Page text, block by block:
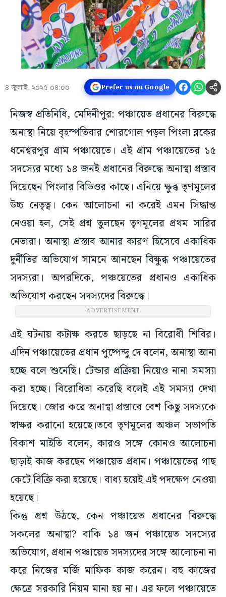
৪ জুলাই, ২০২৫ ০৪:০০ Prefer us on Google
নিজস্ব প্রতিনিধি, মেদিনীপুর: পঞ্চায়েত প্রধানের বিরুদ্ধে
অনাস্থা নিয়ে বৃহস্পতিবার শোরগোল পড়ল পিংলা ব্লকের
ধনেশ্বরপুর গ্রাম পঞ্চায়েতে। এই গ্রাম পঞ্চায়েতের ১৫
সদস্যের মধ্যে ১৪ জনই প্রধানের বিরুদ্ধে অনাস্থা প্রস্তাব
দিয়েছেন পিংলার বিডিওর কাছে। এনিয়ে ক্ষুব্ধ তৃণমূলের
উচ্চ নেতৃত্ব। কেন আলোচনা না করেই এমন সিদ্ধান্ত
নেওয়া হল, সেই প্রশ্ন তুলছেন তৃণমূলের প্রথম সারির
নেতারা। অনাস্থা প্রস্তাব আনার কারণ হিসেবে একাধিক
দুর্নীতির অভিযোগ সামনে আনছেন বিক্ষুব্ধ পঞ্চায়েতের
সদস্যরা। অপরদিকে, পঞ্চয়েতের প্রধানও একাধিক
অভিযোগ করছেন সদস্যদের বিরুদ্ধে।
ADVERTISEMENT
এই ঘটনায় কটাক্ষ করতে ছাড়ছে না বিরোধী শিবির।
এদিন পঞ্চায়েতের প্রধান পুষ্পেন্দু দে বলেন, অনাস্থা আনা
হচ্ছে বলে শুনেছি। টেন্ডার প্রক্রিয়া নিয়েও নানা সমস্যা
করা হচ্ছে। বিরোধিতা করেছি বলেই এই সমস্যা দেখা
দিয়েছে। জোর করে অনাস্থা প্রস্তাবে বেশ কিছু সদস্যকে
স্বাক্ষর করানো হয়েছে।তবে তৃণমূলের অঞ্চল সভাপতি
বিকাশ মাইতি বলেন, কারও সঙ্গে কোনও আলোচনা
ছাড়াই কাজ করছেন পঞ্চায়েত প্রধান। পঞ্চায়েতের গাছ
কেটে বিক্রি করা হয়েছে। বাধ্য হয়েই এই পদক্ষেপ নেওয়া
হয়েছে।
কিন্তু প্রশ্ন উঠছে, কেন পঞ্চায়েত প্রধানের বিরুদ্ধে
সকলের অনাস্থা? বাকি ১৪ জন পঞ্চায়েত সদস্যের
অভিযোগ, প্রধান পঞ্চায়েত সদস্যদের সঙ্গে আলোচনা না
করে নিজের মর্জি মাফিক কাজ করেন। বহু কাজের
ক্ষেত্রে সরকারি নিয়ম মানা হয় না। এর ফলে পঞ্চায়েতে